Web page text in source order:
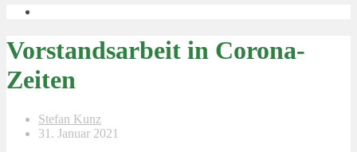
Vorstandsarbeit in Corona-
Zeiten
Stefan Kunz
31. Januar 2021